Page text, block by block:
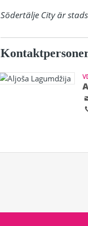
Södertälje City är